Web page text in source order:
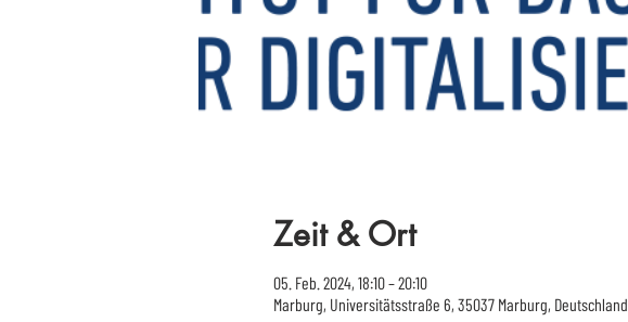
Zeit & Ort
05. Feb. 2024, 18:10 – 20:10
Marburg, Universitätsstraße 6, 35037 Marburg, Deutschland